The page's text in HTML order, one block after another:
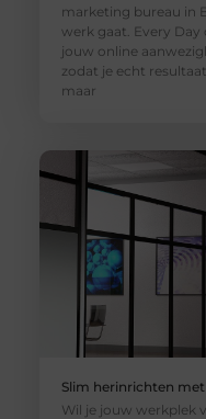
marketing bureau in
werk gaat. Every
jouw online
zodat je echt
maar
Slim herinrichten
Wil je jouw werkplek